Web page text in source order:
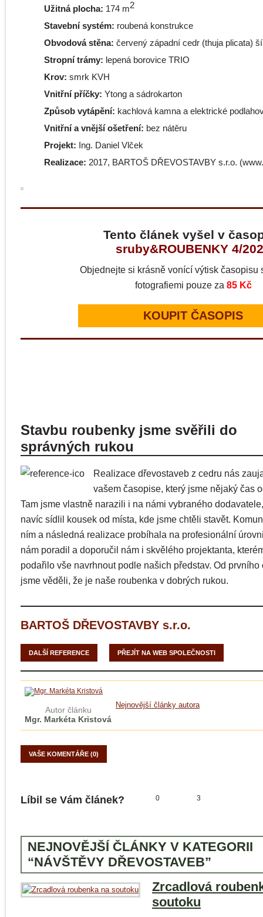
Užitná plocha: 174 m2
Stavební systém: roubená konstrukce
Obvodová stěna: červený západní cedr (thuja plicata)
Stropní trámy: lepená borovice TRIO
Krov: smrk KVH
Vnitřní příčky: Ytong a sádrokarton
Způsob vytápění: kachlová kamna a elektrické
Vnitřní a vnější ošetření: bez nátěru
Projekt: Ing. Daniel Vlček
Realizace: 2017, BARTOŠ DŘEVOSTAVBY s.r.o.
Tento článek vyšel v
sruby&ROUBENKY 4/
Objednejte si krásně vonící výtisk časopisu
fotografiemi pouze za 85 Kč
KOUPIT ČASOPIS
Stavbu roubenky jsme svěřili do
správných rukou
Realizace dřevostaveb z cedru nás
vašem časopise, který jsme nějaký čas
Tam jsme vlastně narazili i na námi vybraného
navíc sídlil kousek od místa, kde jsme chtěli stavět.
ním a následná realizace probíhala na profesionální
nám poradil a doporučil nám i skvělého projektanta,
podařilo vše navrhnout podle našich představ. Od prvního
jsme věděli, že je naše roubenka v dobrých rukou.
BARTOŠ DŘEVOSTAVBY s.r.o.
DALŠÍ REFERENCE PŘEJÍT NA WEB SPOLEČNOSTI
Autor článku
Mgr. Markéta Kristová
Nejnovější články autora
VAŠE KOMENTÁŘE (0)
Líbil se Vám článek? 3
0
NEJNOVĚJŠÍ ČLÁNKY V KATEGORII
“NÁVŠTĚVY DŘEVOSTAVEB”
Zrcadlová
soutoku